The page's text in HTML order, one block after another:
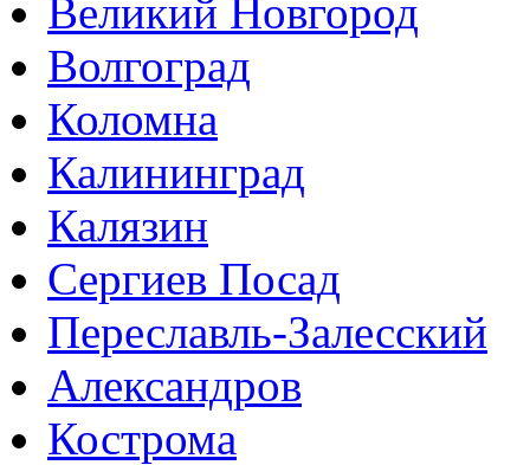
Великий Новгород
Волгоград
Коломна
Калининград
Калязин
Сергиев Посад
Переславль-Залесский
Александров
Кострома